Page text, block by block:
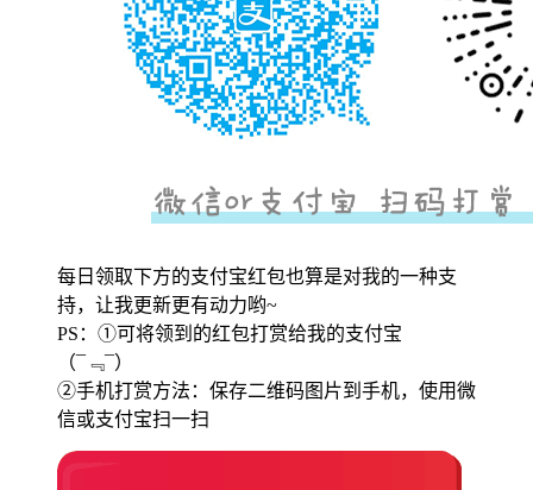
每日领取下方的支付宝红包也算是对我的一种支
持，让我更新更有动力哟~
PS：①可将领到的红包打赏给我的支付宝
（¯﹃¯）
②手机打赏方法：保存二维码图片到手机，使用微
信或支付宝扫一扫